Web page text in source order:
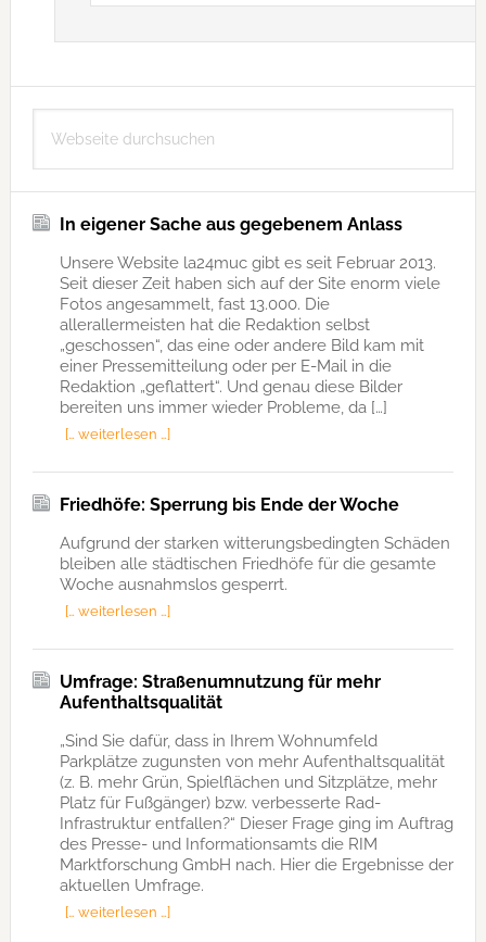
Seitenspalte
durchsuchen
In eigener Sache aus gegebenem Anlass
Unsere Website la24muc gibt es seit Februar 2013.
Seit dieser Zeit haben sich auf der Site enorm viele
Fotos angesammelt, fast 13.000. Die
allerallermeisten hat die Redaktion selbst
„geschossen“, das eine oder andere Bild kam mit
einer Pressemitteilung oder per E-Mail in die
Redaktion „geflattert“. Und genau diese Bilder
bereiten uns immer wieder Probleme, da […]
[… weiterlesen …]
Friedhöfe: Sperrung bis Ende der Woche
Aufgrund der starken witterungsbedingten Schäden
bleiben alle städtischen Friedhöfe für die gesamte
Woche ausnahmslos gesperrt.
[… weiterlesen …]
Umfrage: Straßenumnutzung für mehr
Aufenthaltsqualität
„Sind Sie dafür, dass in Ihrem Wohnumfeld
Parkplätze zugunsten von mehr Aufenthaltsqualität
(z. B. mehr Grün, Spielflächen und Sitzplätze, mehr
Platz für Fußgänger) bzw. verbesserte Rad-
Infrastruktur entfallen?“ Dieser Frage ging im Auftrag
des Presse- und Informationsamts die RIM
Marktforschung GmbH nach. Hier die Ergebnisse der
aktuellen Umfrage.
[… weiterlesen …]